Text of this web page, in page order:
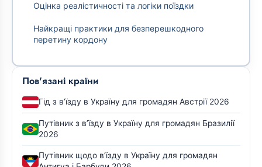
Оцінка реалістичності та логіки поїздки
Найкращі практики для безперешкодного
перетину кордону
Пов'язані країни
Гід з в’їзду в Україну для громадян Австрії 2026
Путівник з в’їзду в Україну для громадян Бразилії
2026
Путівник щодо в’їзду в Україну для громадян